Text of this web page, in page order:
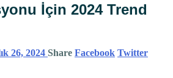
İçin 2024 Trend
26, 2024 Share Facebook Twitter